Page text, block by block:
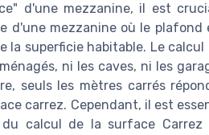
d'une mezzanine, il est
d'une mezzanine où le
la superficie habitable. Le
ni les caves, ni les
seuls les mètres carrés
carrez. Cependant, il est
calcul de la surface